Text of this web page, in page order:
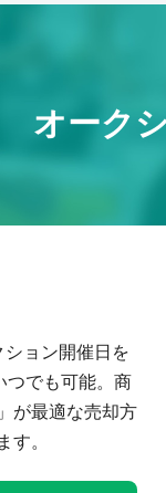
オーク
ョン開催日を
つでも可能。商
が最適な売却方
。